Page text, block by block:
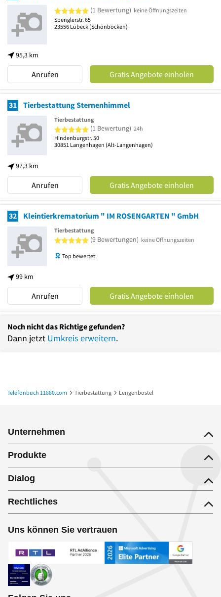
95,3 km
5 von 5 Sternen
(1 Bewertung) keine Öffnungszeiten
Spenglerstr. 65
23556 Lübeck (Schönböcken)
Anrufen Gratis Angebote einholen
31 Tierbestattung Sternenhimmel
97,3 km
Tierbestattung
5 von 5 Sternen
(1 Bewertung) 24h
Hindenburgstr. 50
30851 Langenhagen (Alt-Langenhagen)
Anrufen Gratis Angebote einholen
32 Kleintierkrematorium " IM ROSENGARTEN " GmbH
99 km
Tierbestattung
5 von 5 Sternen
(9 Bewertungen) keine Öffnungszeiten
Top bewertet
Anrufen Gratis Angebote einholen
Noch nicht das Richtige gefunden?
Dann jetzt Umkreis erweitern.
Telefonbuch 11880.com Tierbestattung Lengenbostel
Unternehmen
Produkte
Dialog
Rechtliches
Uns können Sie vertrauen